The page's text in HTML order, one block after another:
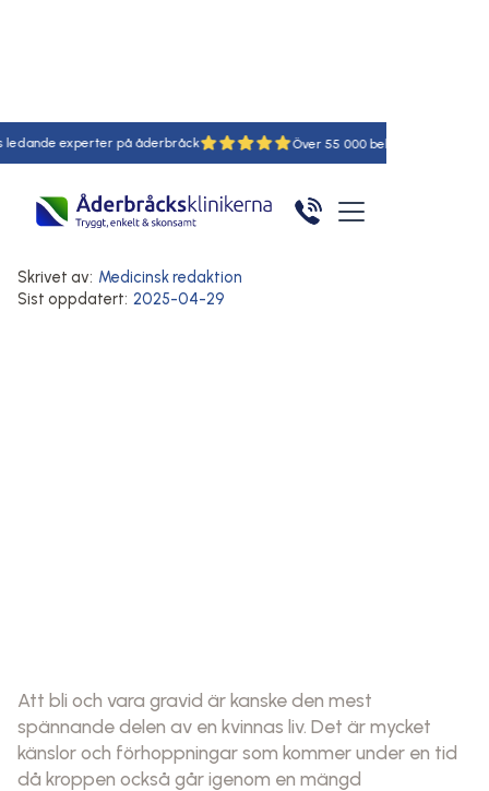
experter på åderbråck 55
Hem/Artiklar/Här
Ådernät Orsaker och riskfaktorer
Ådernät och graviditet
Skrivet av: Medicinsk redaktion
Sist oppdatert: 2025-04-29
Att bli och vara gravid är kanske den mest
spännande delen av en kvinnas liv. Det är mycket
känslor och förhoppningar som kommer under en tid
då kroppen också går igenom en mängd